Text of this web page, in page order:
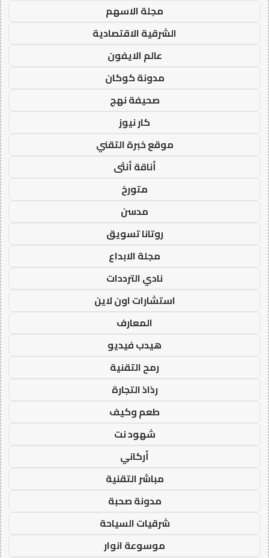
مجلة الاسهم
الشرقية الاقتصادية
عالم الايفون
مدونة كوكان
صحيفة نهج
كار نيوز
موقع خبرة التقني
أناقة أنثى
متورخ
مدسن
روتانا تسويق
مجلة الابداع
نادي الترددات
استشارات اون لاين
المعارف
هيدب فيديو
رمح التقنية
رذاذ التجارة
طعم وكيف
شهود نت
أركاني
مباشر التقنية
مدونة صحبة
شرقيات السياحة
موسوعة انوار